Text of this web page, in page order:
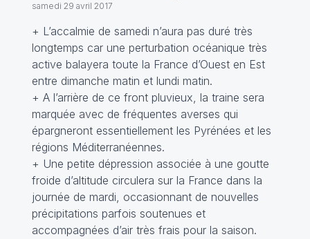
samedi 29 avril 2017
+ L’accalmie de samedi n’aura pas duré très
longtemps car une perturbation océanique très
active balayera toute la France d’Ouest en Est
entre dimanche matin et lundi matin.
+ A l’arrière de ce front pluvieux, la traine sera
marquée avec de fréquentes averses qui
épargneront essentiellement les Pyrénées et les
régions Méditerranéennes.
+ Une petite dépression associée à une goutte
froide d’altitude circulera sur la France dans la
journée de mardi, occasionnant de nouvelles
précipitations parfois soutenues et
accompagnées d’air très frais pour la saison.